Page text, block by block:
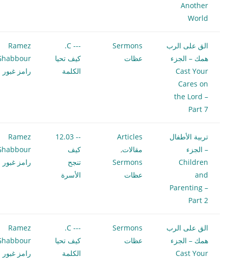
Another
World
الق على الرب
همك – الجزء
Cast Your
Cares on
the Lord –
Part 7
Sermons
عظات
--- C.
كيف تحيا
الكلمة
Ramez
رامز غبور
تربية الأطفال
– الجزء
Children
and
Parenting –
Part 2
Articles
مقالات,
Sermons
عظات
-- 12.03
كيف
تنجح
الأسرة
Ramez
رامز غبور
الق على الرب
همك – الجزء
Cast Your
Sermons
عظات
--- C.
كيف تحيا
الكلمة
Ramez
رامز غبور